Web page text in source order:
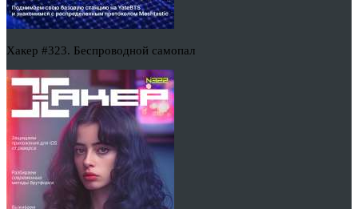
Хакер #323. Беспроводной самопал